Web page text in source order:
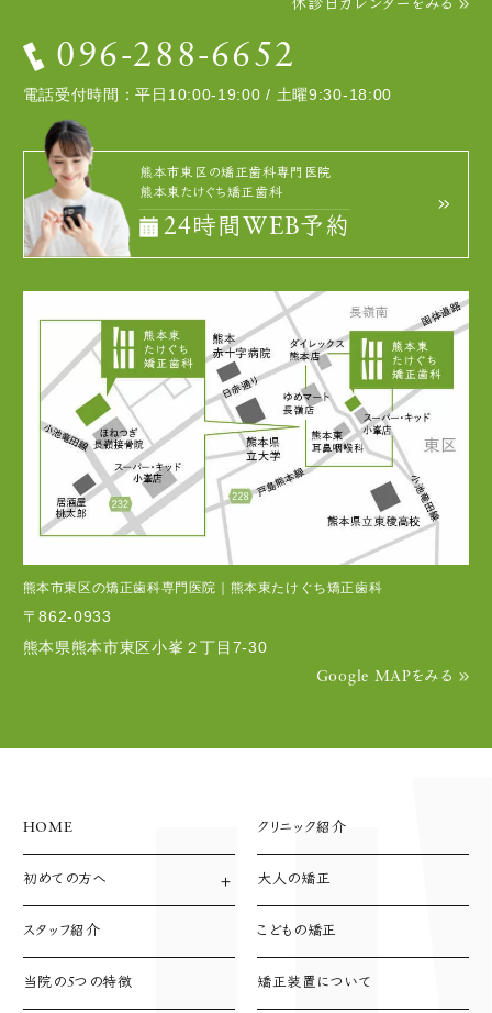
休診日カレンダーをみる
096-288-6652
電話受付時間：平日10:00-19:00 / 土曜9:30-18:00
熊本市東区の矯正歯科専門医院
熊本東たけぐち矯正歯科
24時間WEB予約
熊本市東区の矯正歯科専門医院｜熊本東たけぐち矯正歯科
〒862-0933
熊本県熊本市東区小峯２丁目7-30
Google MAPをみる
HOME
初めての方へ
診療方針
診療の流れ
スタッフ紹介
当院の5つの特徴
クリニック紹介
大人の矯正
こどもの矯正
矯正装置について